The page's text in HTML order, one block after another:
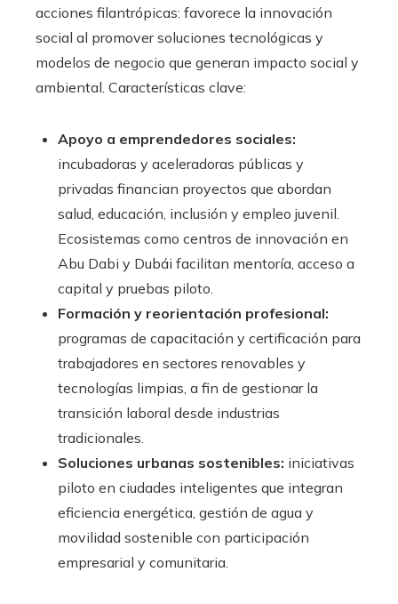
acciones filantrópicas: favorece la innovación
social al promover soluciones tecnológicas y
modelos de negocio que generan impacto social y
ambiental. Características clave:
Apoyo a emprendedores sociales:
incubadoras y aceleradoras públicas y
privadas financian proyectos que abordan
salud, educación, inclusión y empleo juvenil.
Ecosistemas como centros de innovación en
Abu Dabi y Dubái facilitan mentoría, acceso a
capital y pruebas piloto.
Formación y reorientación profesional:
programas de capacitación y certificación para
trabajadores en sectores renovables y
tecnologías limpias, a fin de gestionar la
transición laboral desde industrias
tradicionales.
Soluciones urbanas sostenibles: iniciativas
piloto en ciudades inteligentes que integran
eficiencia energética, gestión de agua y
movilidad sostenible con participación
empresarial y comunitaria.